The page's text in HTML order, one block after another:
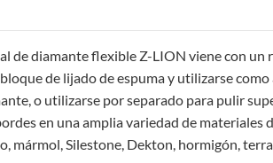
de diamante flexible Z-LION viene con un
de lijado de espuma y utilizarse
o utilizarse por separado para pulir
en una amplia variedad de materiales
mármol, Silestone, Dekton, hormigón,